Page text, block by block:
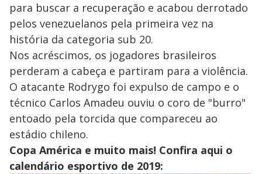
para buscar a recuperação e acabou derrotado
pelos venezuelanos pela primeira vez na
história da categoria sub 20.
Nos acréscimos, os jogadores brasileiros
perderam a cabeça e partiram para a violência.
O atacante Rodrygo foi expulso de campo e o
técnico Carlos Amadeu ouviu o coro de "burro"
entoado pela torcida que compareceu ao
estádio chileno.
Copa América e muito mais! Confira aqui o
calendário esportivo de 2019: